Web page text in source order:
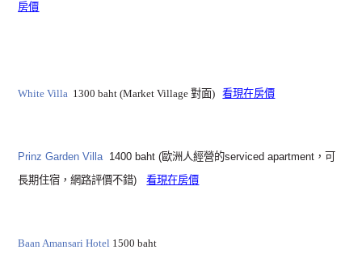
房價
White Villa 1300 baht (Market Village 對面)看現在房價
Prinz Garden Villa1400 baht (歐洲人經營的serviced apartment，可
長期住宿，網路評價不錯)看現在房價
Baan Amansari Hotel 1500 baht